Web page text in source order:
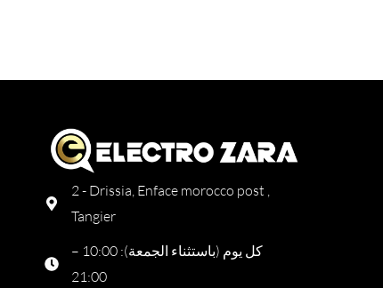
2 - Drissia, Enface morocco post ,
Tangier
كل يوم (باستثناء الجمعة): 10:00 –
21:00